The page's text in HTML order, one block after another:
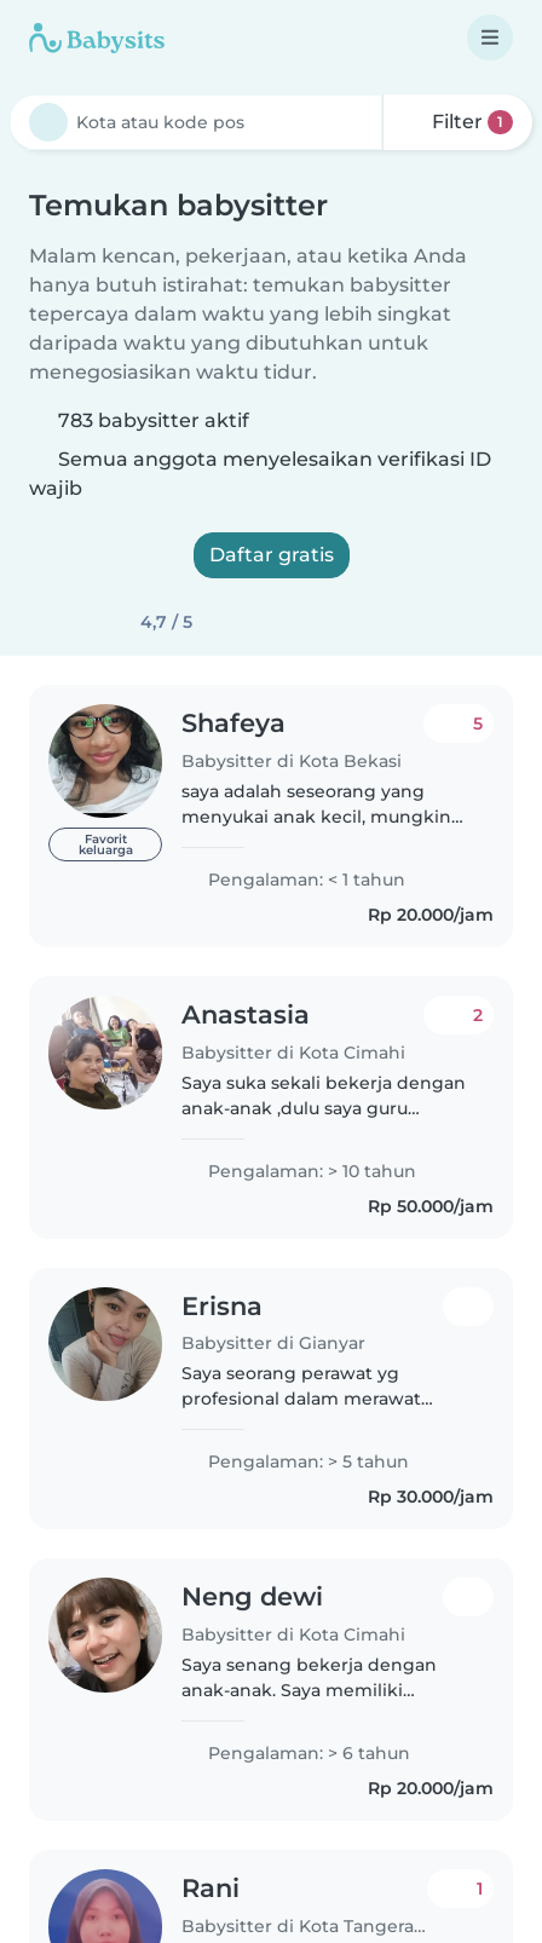
Filter 1
Temukan babysitter
Malam kencan, pekerjaan, atau ketika Anda
hanya butuh istirahat: temukan babysitter
tepercaya dalam waktu yang lebih singkat
daripada waktu yang dibutuhkan untuk
menegosiasikan waktu tidur.
783 babysitter aktif
Semua anggota menyelesaikan verifikasi ID
wajib
Daftar gratis
4,7 / 5
Favorit
keluarga
Shafeya
Babysitter di Kota Bekasi
5
saya adalah seseorang yang
menyukai anak kecil, mungkin
muda yaitu 18 tahun namun
kesungguhan saya dalam
mengerjakan dan bertanggung
Pengalaman: < 1 tahun
Rp 20.000/jam
Anastasia
Babysitter di Kota Cimahi
2
Saya suka sekali bekerja dengan
anak-anak ,dulu saya guru
anak kebutuhan khusus, sayang
saya sakit stroke tetapi
Pengalaman: > 10 tahun
Rp 50.000/jam
Erisna
Babysitter di Gianyar
Saya seorang perawat yg
profesional dalam merawat
school, sampai lansia
Pengalaman: > 5 tahun
Rp 30.000/jam
Neng dewi
Babysitter di Kota Cimahi
Saya senang bekerja dengan
anak-anak. Saya memiliki
selama 6 tahun, Saya sangat
menantikan untuk dapat
mengasuh anak-anak Anda!
Pengalaman: > 6 tahun
Rp 20.000/jam
Rani
Babysitter di Kota Tangerang
1